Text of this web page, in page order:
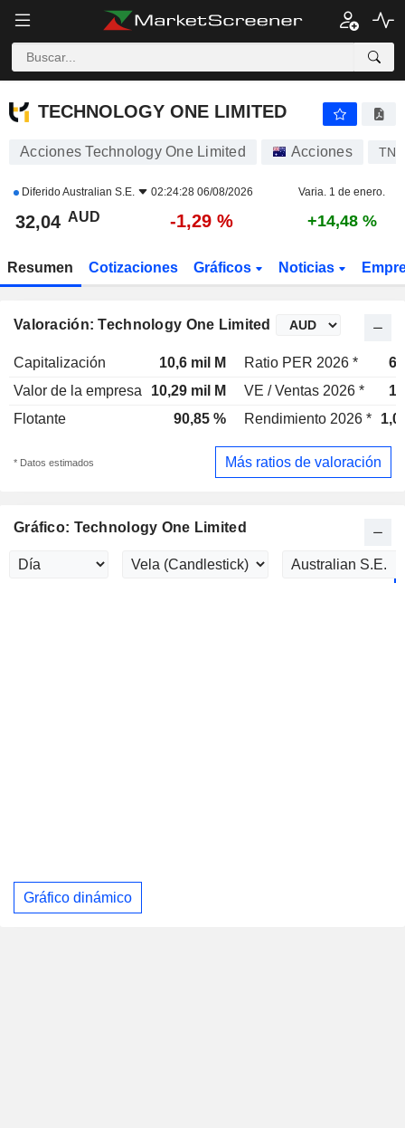
TECHNOLOGY ONE LIMITED
TECHNOLOGY ONE LIMITED
Acciones Technology One Limited Acciones TNE
DiferidoAustralian S.E. 02:24:28 06/08/2026 Varia. 1 de enero.
32,04 AUD -1,29 % +14,48 %
Resumen Cotizaciones Gráficos Noticias
Valoración: Technology One Limited
Capitalización 10,6 mil M Ratio PER 2026 *
Valor de la empresa
10,29 mil M VE / Ventas 2026 *
Flotante
90,85 % Rendimiento 2026 *
* Datos estimados Más ratios de valoración
Gráfico: Technology One Limited
Gráfico dinámico